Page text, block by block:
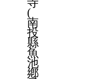
(
南
投
縣
魚
池
鄕